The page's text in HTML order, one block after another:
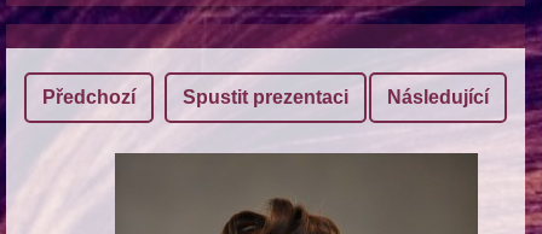
Předchozí Spustit prezentaci Následující